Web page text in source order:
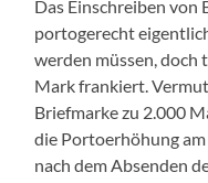
Das Einschreiben von
portogerecht
werden müssen, doch
Mark frankiert.
Briefmarke zu 2.000
die Portoerhöhung am
nach dem Absenden